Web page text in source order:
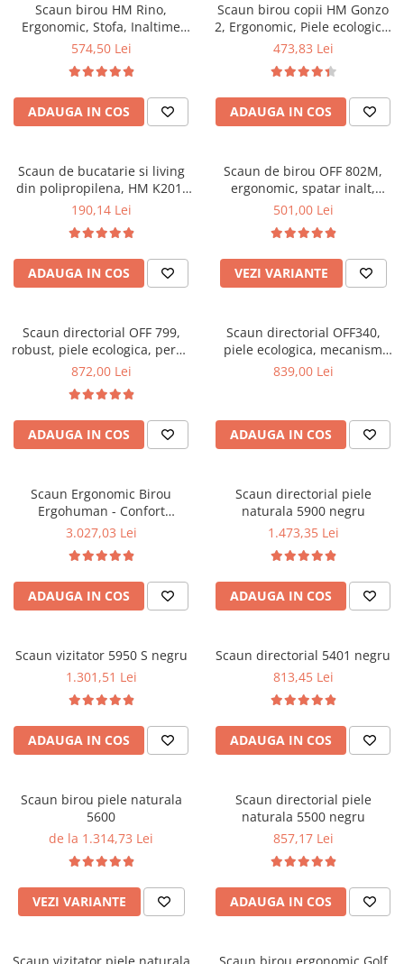
Pantofare
Seturi mobilier hol
Stender haine
Suport pentru umerase
Etajere
Cuiere
Mese gradinita
Scaune gradinita
Set mese si scaune gradinita
Mobila camera copii
Saltele patuturi copii
Paturi copii
Masa si scaune gradinita
Seturi comode living si dormitor
Scaun birou HM Rino,
Ergonomic, Stofa, Inaltime
reglabila, Mecanism
cm, Gri
574,50 Lei
ADAUGA IN COS
Scaun birou copii HM Gonzo
2, Ergonomic, Piele ecologica,
Inaltime ajustabila, Mecanism
473,83 Lei
ADAUGA IN COS
Scaun de bucatarie si living
din polipropilena, HM K201,
ergonomic, baza lemn masiv,
100 kg, alb
190,14 Lei
ADAUGA IN COS
Scaun de birou OFF 802M,
ergonomic, spatar inalt,
mecanism balans, roti
501,00 Lei
VEZI VARIANTE
Scaun directorial OFF 799,
robust, piele ecologica, perne
duble, baza cromata,
872,00 Lei
ADAUGA IN COS
Scaun directorial OFF340,
piele ecologica, mecanism
balans, robust, rabatabil 180
839,00 Lei
ADAUGA IN COS
Scaun Ergonomic Birou
Ergohuman - Confort
Premium, Reglaje Inteligente
Performanta la Birou
3.027,03 Lei
ADAUGA IN COS
Scaun directorial piele
naturala 5900 negru
1.473,35 Lei
ADAUGA IN COS
Scaun vizitator 5950 S negru
1.301,51 Lei
ADAUGA IN COS
Scaun directorial 5401 negru
813,45 Lei
ADAUGA IN COS
Scaun birou piele naturala
5600
de la 1.314,73 Lei
VEZI VARIANTE
Scaun directorial piele
naturala 5500 negru
857,17 Lei
ADAUGA IN COS